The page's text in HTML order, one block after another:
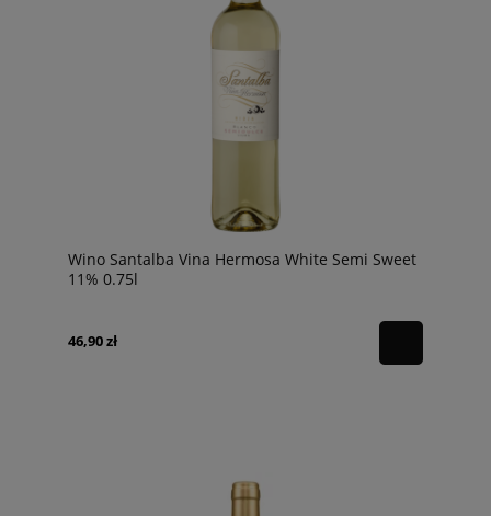
Wino Santalba Vina Hermosa White Semi Sweet
11% 0.75l
46,90 zł